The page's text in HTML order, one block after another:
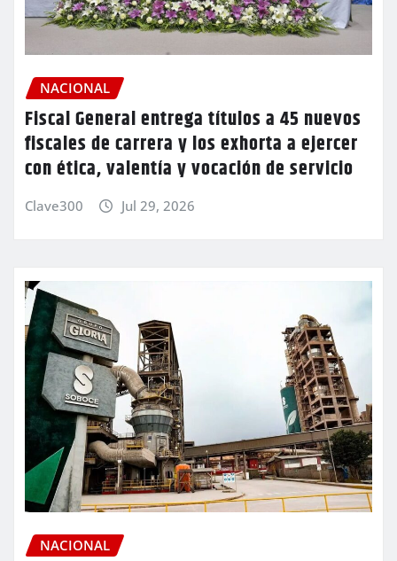
NACIONAL
Fiscal General entrega títulos a 45 nuevos
fiscales de carrera y los exhorta a ejercer
con ética, valentía y vocación de servicio
Clave300 Jul 29, 2026
NACIONAL